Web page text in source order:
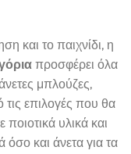
και το παιχνίδι, η
προσφέρει όλα
μπλούζες,
τις επιλογές που θα
υλικά και
όσο και άνετα για τα